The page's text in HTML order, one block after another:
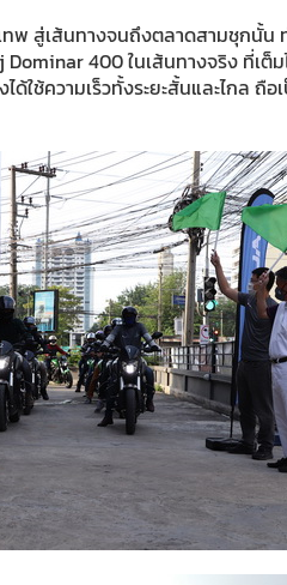
ทพ สู่เส้นทางจนถึงตลาดสามชุกนั้น
400 ในเส้นทางจริง ที่เต็ม
ด้ใช้ความเร็วทั้งระยะสั้นและไกล ถือ